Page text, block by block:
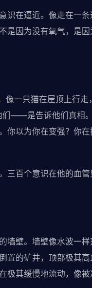
识在逼近。像走在一条
是因为没有氧气，是因
像一只猫在屋顶上行走
们——是告诉他们真相
你以为你在变强？你在
三百个意识在他的血管
墙壁。墙壁像水波一样
置的矿井，顶部极其高
极其缓慢地流动，像被